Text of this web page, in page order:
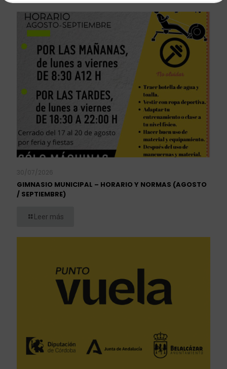
30/07/2026
GIMNASIO MUNICIPAL – HORARIO Y NORMAS (AGOSTO
/ SEPTIEMBRE)
Leer más